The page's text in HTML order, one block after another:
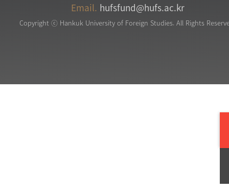
Email. hufsfund@hufs.ac.kr
Copyright ⓒ Hankuk University of Foreign Studies. All Rights